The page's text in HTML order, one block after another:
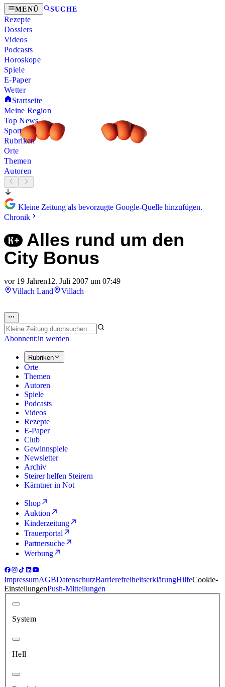
MENÜ SUCHE
Rezepte
Dossiers
Videos
Podcasts
Horoskope
Spiele
E-Paper
Wetter
Startseite
Meine Region
Top News
Sport
Rubriken
Orte
Themen
Autoren
Kleine Zeitung als bevorzugte Google-Quelle hinzufügen.
Chronik
Alles rund um den
City Bonus
vor 19 Jahren12. Juli 2007 um 07:49
Villach Land
Villach
Abonnent:in werden
Rubriken
Orte
Themen
Autoren
Spiele
Podcasts
Videos
Rezepte
E-Paper
Club
Gewinnspiele
Newsletter
Archiv
Steirer helfen Steirern
Kärntner in Not
Shop
Auktion
Kinderzeitung
Trauerportal
Partnersuche
Werbung
ImpressumAGBDatenschutzBarrierefreiheitserklärungHilfeCookie-
EinstellungenPush-Mitteilungen
System
Hell